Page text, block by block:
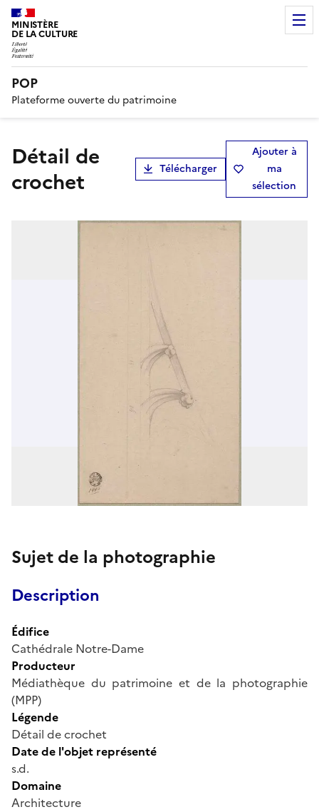
MINISTÈRE
DE LA CULTURE
POP
Plateforme ouverte du patrimoine
Détail de
crochet
Télécharger
Ajouter à
ma
sélection
Sujet de la photographie
Description
Édifice
Cathédrale Notre-Dame
Producteur
Médiathèque du patrimoine et de la photographie
(MPP)
Légende
Détail de crochet
Date de l'objet représenté
s.d.
Domaine
Architecture